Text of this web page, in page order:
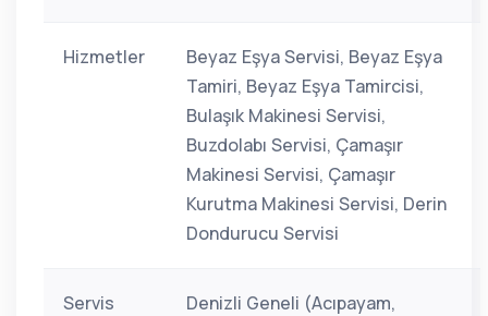
Hizmetler
Beyaz Eşya Servisi, Beyaz Eşya
Tamiri, Beyaz Eşya Tamircisi,
Bulaşık Makinesi Servisi,
Buzdolabı Servisi, Çamaşır
Makinesi Servisi, Çamaşır
Kurutma Makinesi Servisi, Derin
Dondurucu Servisi
Servis
Denizli Geneli (Acıpayam,